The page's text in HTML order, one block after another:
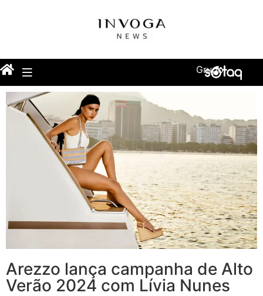
Grupo
Arezzo lança campanha de Alto
Verão 2024 com Lívia Nunes